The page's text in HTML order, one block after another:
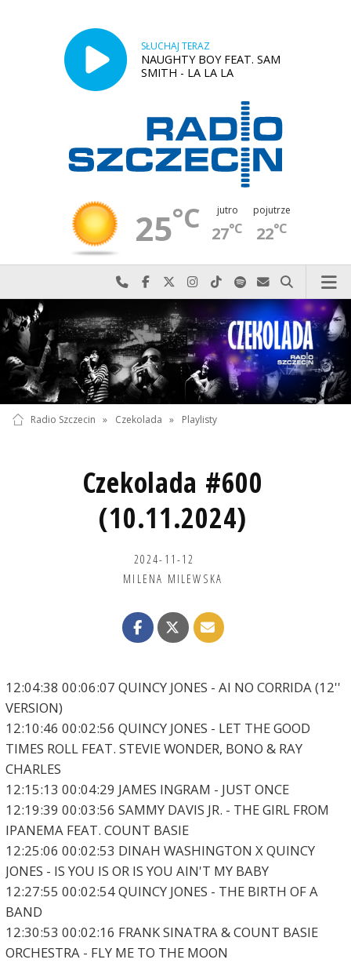
SŁUCHAJ TERAZ
NAUGHTY BOY FEAT. SAM
SMITH - LA LA LA
25°C jutro
27°C
pojutrze
22°C
Najlepiej po prostu do nas zadzwoń
Odwiedź nas na Facebook-u
Odwiedź nas na X
Odwiedź nas na Instagram-ie
Odwiedź nas na TikTok-u
Szukaj nas na Spotify
Wyślij do nas
Szukaj
Radio Szczecin » Czekolada » Playlisty
Czekolada #600
(10.11.2024)
2024-11-12
MILENA MILEWSKA
12:04:38 00:06:07 QUINCY JONES - AI NO CORRIDA (12''
VERSION)
12:10:46 00:02:56 QUINCY JONES - LET THE GOOD
TIMES ROLL FEAT. STEVIE WONDER, BONO & RAY
CHARLES
12:15:13 00:04:29 JAMES INGRAM - JUST ONCE
12:19:39 00:03:56 SAMMY DAVIS JR. - THE GIRL FROM
IPANEMA FEAT. COUNT BASIE
12:25:06 00:02:53 DINAH WASHINGTON X QUINCY
JONES - IS YOU IS OR IS YOU AIN'T MY BABY
12:27:55 00:02:54 QUINCY JONES - THE BIRTH OF A
BAND
12:30:53 00:02:16 FRANK SINATRA & COUNT BASIE
ORCHESTRA - FLY ME TO THE MOON